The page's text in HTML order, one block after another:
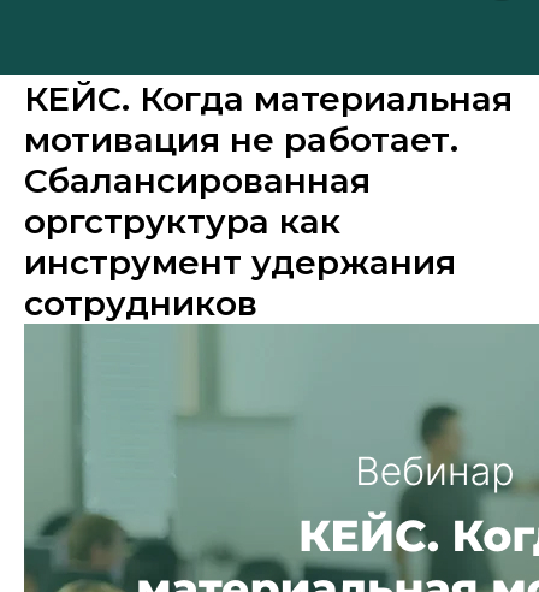
КЕЙС. Когда материальная
мотивация не работает.
Сбалансированная
оргструктура как
инструмент удержания
сотрудников